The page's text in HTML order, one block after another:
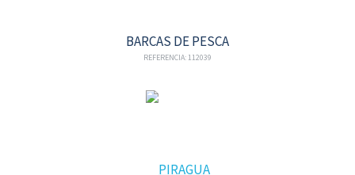
BARCAS DE PESCA
REFERENCIA: 112039